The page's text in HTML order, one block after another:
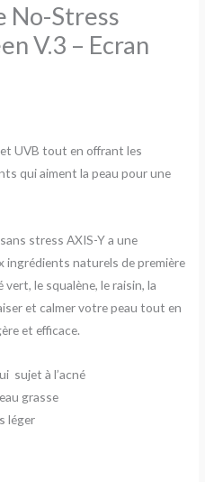
No-Stress
V.3 – Ecran
UVB tout en offrant les
qui aiment la peau pour une
stress AXIS-Y a une
naturels de première
le squalène, le raisin, la
et calmer votre peau tout en
et efficace.
sujet à l’acné
grasse
léger